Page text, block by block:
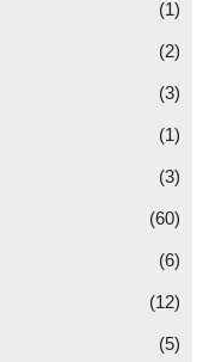
(1)
(2)
(3)
(1)
(3)
(60)
(6)
(12)
(5)